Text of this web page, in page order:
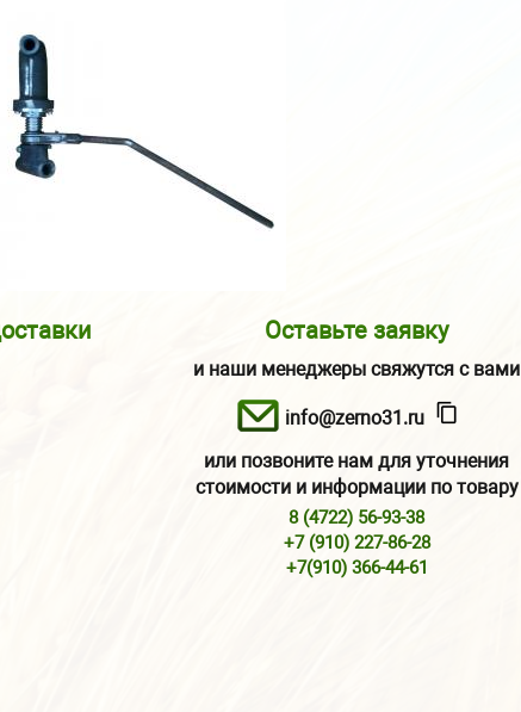
Оставьте заявку
и наши менеджеры свяжутся с вами
info@zerno31.ru
или позвоните нам для уточнения
стоимости и информации по товару
8 (4722) 56-93-38
+7 (910) 227-86-28
+7(910) 366-44-61